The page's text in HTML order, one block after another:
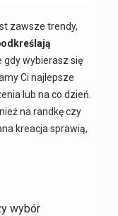
zawsze trendy,
wybierasz się
Ci najlepsze
lub na co dzień.
na randkę czy
kreacja sprawią,
wybór